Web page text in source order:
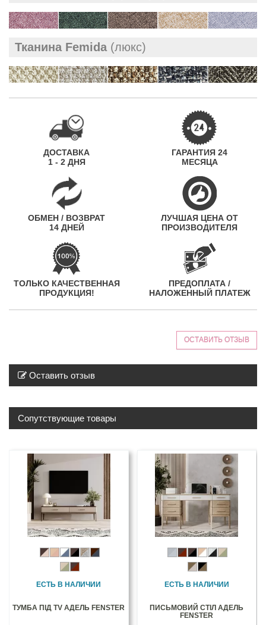
Тканина Femida (люкс)
ДОСТАВКА
1 - 2 ДНЯ
ГАРАНТИЯ 24
МЕСЯЦА
ОБМЕН / ВОЗВРАТ
14 ДНЕЙ
ЛУЧШАЯ ЦЕНА ОТ
ПРОИЗВОДИТЕЛЯ
ТОЛЬКО КАЧЕСТВЕННАЯ
ПРОДУКЦИЯ!
ПРЕДОПЛАТА /
НАЛОЖЕННЫЙ ПЛАТЕЖ
ОСТАВИТЬ ОТЗЫВ
Оставить отзыв
Сопутствующие товары
ЕСТЬ В НАЛИЧИИ
ТУМБА ПІД TV АДЕЛЬ FENSTER
ЕСТЬ В НАЛИЧИИ
ПИСЬМОВИЙ СТІЛ АДЕЛЬ
FENSTER